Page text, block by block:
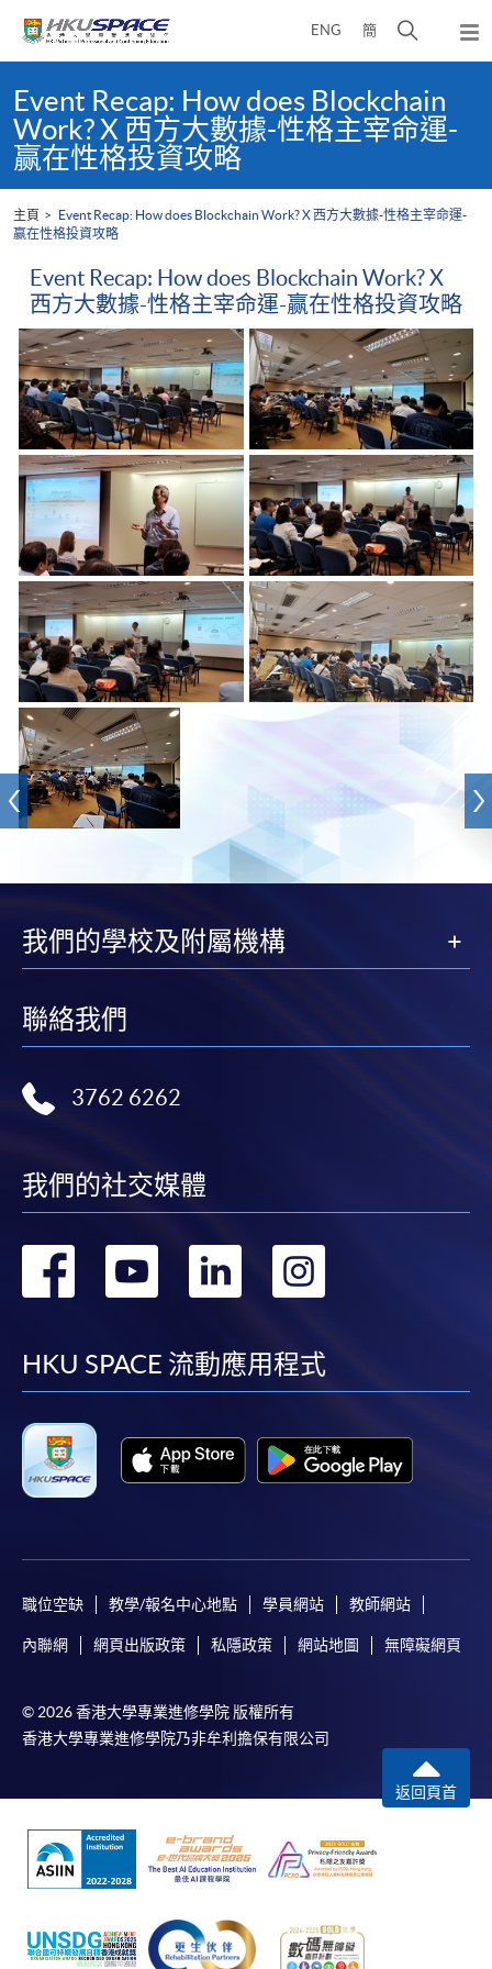
ENG 簡
開
尋
介
彈
出
content
startEvent Recap: How does Blockchain
Work? X 西方大數據-性格主宰命運-
赢在性格投資攻略
主頁
Event Recap: How does Blockchain Work? X 西方大數據-性格主宰命運-
赢在性格投資攻略
Event Recap: How does Blockchain Work? X
西方大數據-性格主宰命運-赢在性格投資攻略
我們的學校及附屬機構
聯絡我們
3762 6262
我們的社交媒體
轉
facebook
轉
youtube
轉
linkedin
轉
HKU SPACE 流動應用程式
職位空缺 教學/報名中心地點 學員網站 教師網站
內聯網 網頁出版政策 私隱政策 網站地圖 無障礙網頁
© 2026 香港大學專業進修學院 版權所有
香港大學專業進修學院乃非牟利擔保有限公司
返回頁首